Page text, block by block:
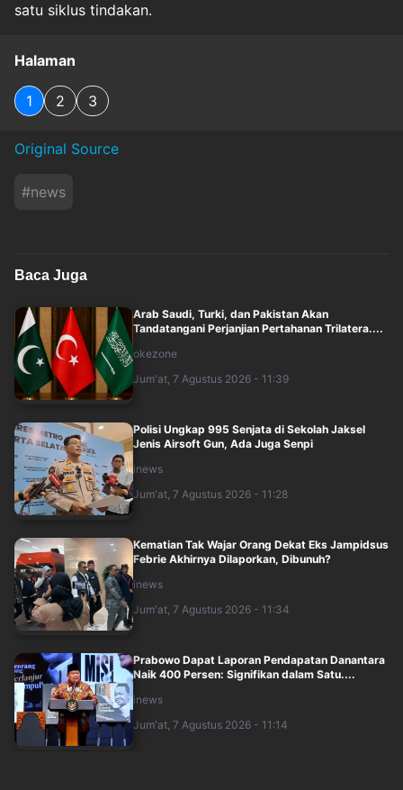
satu siklus tindakan.
Halaman
1 2 3
Original Source
#news
Baca Juga
Arab Saudi, Turki, dan Pakistan Akan
Tandatangani Perjanjian Pertahanan Trilatera....
okezone
Jum'at, 7 Agustus 2026 - 11:39
Polisi Ungkap 995 Senjata di Sekolah Jaksel
Jenis Airsoft Gun, Ada Juga Senpi
inews
Jum'at, 7 Agustus 2026 - 11:28
Kematian Tak Wajar Orang Dekat Eks Jampidsus
Febrie Akhirnya Dilaporkan, Dibunuh?
inews
Jum'at, 7 Agustus 2026 - 11:34
Prabowo Dapat Laporan Pendapatan Danantara
Naik 400 Persen: Signifikan dalam Satu....
inews
Jum'at, 7 Agustus 2026 - 11:14